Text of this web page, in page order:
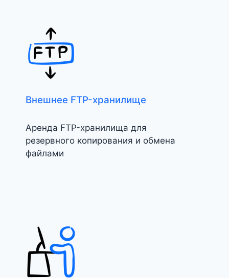
Внешнее FTP-хранилище
Аренда FTP-хранилища для
резервного копирования и обмена
файлами